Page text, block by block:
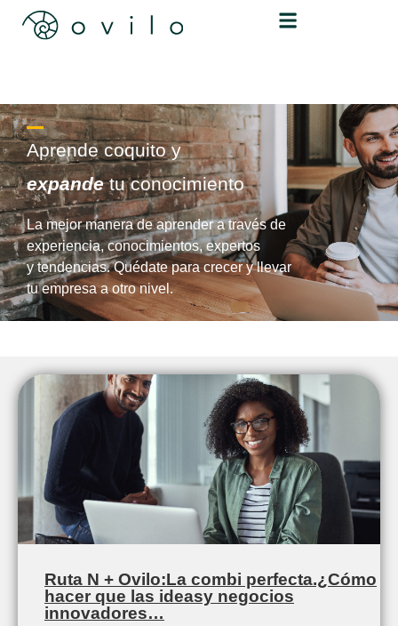
Aprende coquito y
expandetu conocimiento
La mejor manera de aprender a través de
experiencia, conocimientos, expertos
y tendencias. Quédate para crecer y llevar
tu empresa a otro nivel.
Ruta N + Ovilo:La combi perfecta.¿Cómo
hacer que las ideasy negocios
innovadores…